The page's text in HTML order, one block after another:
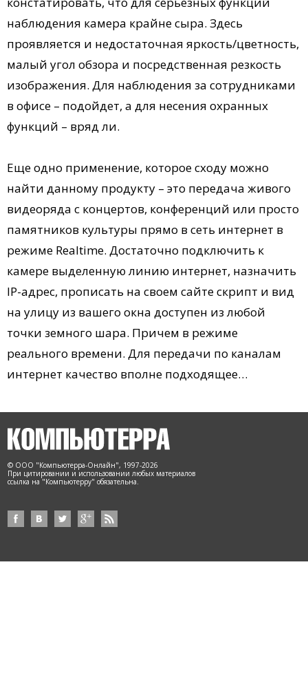
наблюдения камера крайне сыра. Здесь
проявляется и недостаточная яркость/цветность,
малый угол обзора и посредственная резкость
изображения. Для наблюдения за сотрудниками
в офисе – подойдет, а для несения охранных
функций – вряд ли.
Еще одно применение, которое сходу можно
найти данному продукту – это передача живого
видеоряда с концертов, конференций или просто
памятников культуры прямо в сеть интернет в
режиме Realtime. Достаточно подключить к
камере выделенную линию интернет, назначить
IP-адрес, прописать на своем сайте скрипт и вид
на улицу из вашего окна доступен из любой
точки земного шара. Причем в режиме
реального времени. Для передачи по каналам
интернет качество вполне подходящее…
© ООО "Компьютерра-Онлайн", 1997-2026
При цитировании и использовании любых материалов
ссылка на "Компьютерру" обязательна.